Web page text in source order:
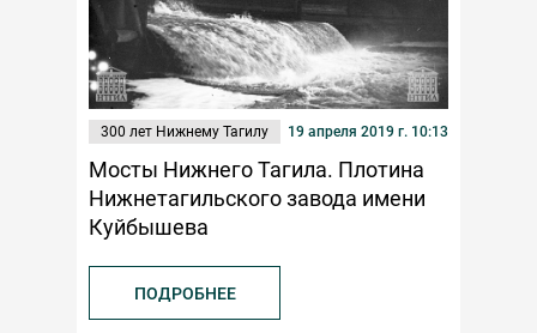
300 лет Нижнему Тагилу 19 апреля 2019 г. 10:13
Мосты Нижнего Тагила. Плотина
Нижнетагильского завода имени
Куйбышева
ПОДРОБНЕЕ